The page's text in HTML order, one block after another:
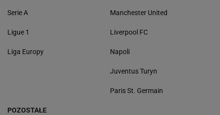
Serie A
Ligue 1
Liga Europy
Manchester United
Liverpool FC
Napoli
Juventus Turyn
Paris St. Germain
POZOSTAŁE